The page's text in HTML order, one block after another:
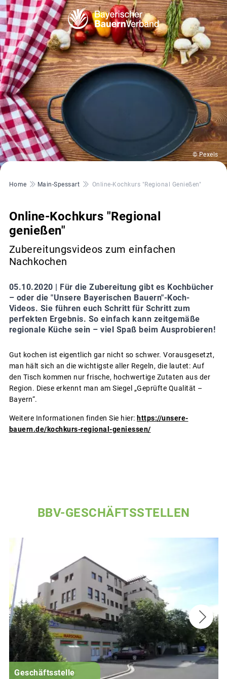
© Pexels
Pfadnavigation
Home Main-Spessart Online-Kochkurs "Regional Genießen"
Online-Kochkurs "Regional
genießen"
Zubereitungsvideos zum einfachen
Nachkochen
05.10.2020 | Für die Zubereitung gibt es Kochbücher
– oder die "Unsere Bayerischen Bauern"-Koch-
Videos. Sie führen euch Schritt für Schritt zum
perfekten Ergebnis. So einfach kann zeitgemäße
regionale Küche sein – viel Spaß beim Ausprobieren!
Gut kochen ist eigentlich gar nicht so schwer. Vorausgesetzt,
man hält sich an die wichtigste aller Regeln, die lautet: Auf
den Tisch kommen nur frische, hochwertige Zutaten aus der
Region. Diese erkennt man am Siegel „Geprüfte Qualität –
Bayern“.
Weitere Informationen finden Sie hier: https://unsere-
bauern.de/kochkurs-regional-geniessen/
BBV-GESCHÄFTSSTELLEN
Geschäftsstelle